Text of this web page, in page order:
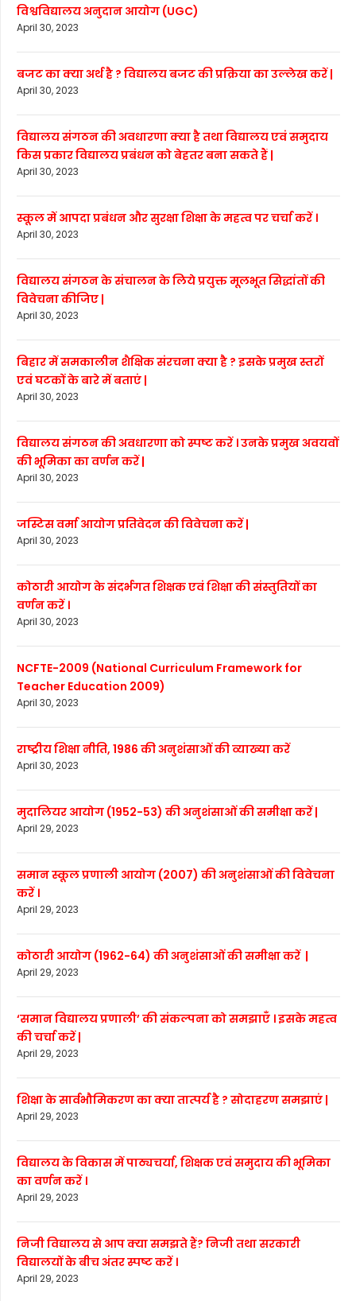
विश्वविद्यालय अनुदान आयोग (UGC)
April 30, 2023
बजट का क्या अर्थ है ? विद्यालय बजट की प्रक्रिया का उल्लेख करें |
April 30, 2023
विद्यालय संगठन की अवधारणा क्या है तथा विद्यालय एवं समुदाय
किस प्रकार विद्यालय प्रबंधन को बेहतर बना सकते हैं |
April 30, 2023
स्कूल में आपदा प्रबंधन और सुरक्षा शिक्षा के महत्व पर चर्चा करें ।
April 30, 2023
विद्यालय संगठन के संचालन के लिये प्रयुक्त मूलभूत सिद्धांतों की
विवेचना कीजिए |
April 30, 2023
बिहार में समकालीन शैक्षिक संरचना क्या है ? इसके प्रमुख स्तरों
एवं घटकों के बारे में बताएं |
April 30, 2023
विद्यालय संगठन की अवधारणा को स्पष्ट करें । उनके प्रमुख अवयवों
की भूमिका का वर्णन करें |
April 30, 2023
जस्टिस वर्मा आयोग प्रतिवेदन की विवेचना करें |
April 30, 2023
कोठारी आयोग के संदर्भगत शिक्षक एवं शिक्षा की संस्तुतियों का
वर्णन करें ।
April 30, 2023
NCFTE-2009 (National Curriculum Framework for
Teacher Education 2009)
April 30, 2023
राष्ट्रीय शिक्षा नीति, 1986 की अनुशंसाओं की व्याख्या करें
April 30, 2023
मुदालियर आयोग (1952-53) की अनुशंसाओं की समीक्षा करें |
April 29, 2023
समान स्कूल प्रणाली आयोग (2007) की अनुशंसाओं की विवेचना
करें ।
April 29, 2023
कोठारी आयोग (1962-64) की अनुशंसाओं की समीक्षा करें |
April 29, 2023
‘समान विद्यालय प्रणाली’ की संकल्पना को समझाएँ । इसके महत्व
की चर्चा करें |
April 29, 2023
शिक्षा के सार्वभौमिकरण का क्या तात्पर्य है ? सोदाहरण समझाएं |
April 29, 2023
विद्यालय के विकास में पाठ्यचर्या, शिक्षक एवं समुदाय की भूमिका
का वर्णन करें ।
April 29, 2023
निजी विद्यालय से आप क्या समझते हैं? निजी तथा सरकारी
विद्यालयों के बीच अंतर स्पष्ट करें ।
April 29, 2023